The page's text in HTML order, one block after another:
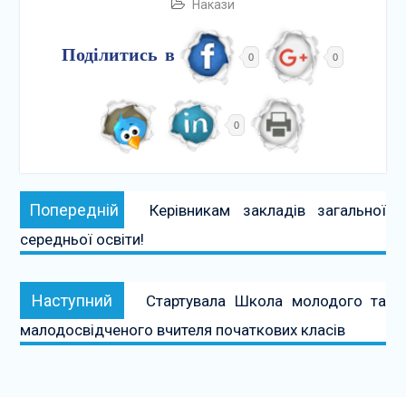
Накази
Поділитись в 0 0
0
Навігація
записів
Попередній Попередній:
Керівникам закладів загальної
середньої освіти!
Наступний Наступний:
Стартувала Школа молодого та
малодосвідченого вчителя початкових класів